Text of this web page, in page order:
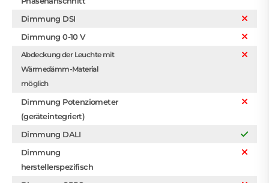
Dimmung DSI
Dimmung 0-10 V
Abdeckung der Leuchte mit
Wärmedämm-Material
möglich
Dimmung Potenziometer
(geräteintegriert)
Dimmung DALI
Dimmung
herstellerspezifisch